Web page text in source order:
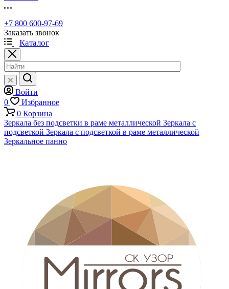
+7 800 600-97-69
Заказать звонок
Каталог
Войти
0
Избранное
0 Корзина
Зеркала без подсветки в раме металлической Зеркала с
подсветкой Зеркала с подсветкой в раме металлической
Зеркальное панно